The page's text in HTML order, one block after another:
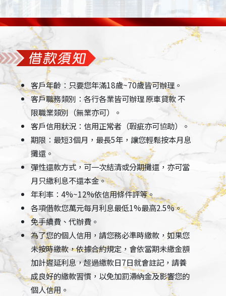
客戶年齡：只要您年滿18歲~70歲皆可辦理。
客戶職務類別：各行各業皆可辦理 原車貸款 不
限職業類別（無業亦可）。
客戶信用狀況：信用正常者（瑕疵亦可協助）。
期限：最短3個月，最長5年，讓您輕鬆按本月息
攤還。
彈性還款方式，可一次結清或分期攤還，亦可當
月只繳利息不還本金。
年利率：4%~12%依信用條件評等。
各項借款您萬元每月利息最低1%最高2.5%。
免手續費、代辦費。
為了您的個人信用，請您務必準時繳款，如果您
未按時繳款，依據合約規定，會依當期未繳金額
加計遲延利息，超過繳款日7日就會註記，請養
成良好的繳款習慣，以免加罰滯納金及影響您的
個人信用。